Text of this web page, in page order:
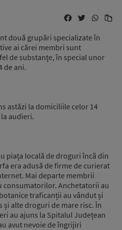
două grupări specializate în
ai cărei membri sunt
de substanțe, în special unor
de ani.
astăzi la domiciliile celor 14
audieri.
piața locală de droguri încă din
era adusă de firme de curierat
Mai departe membrii
consumatorilor. Anchetatorii au
traficanții au vândut și
și alte droguri de mare risc. În
au ajuns la Spitalul Județean
avut nevoie de îngrijiri